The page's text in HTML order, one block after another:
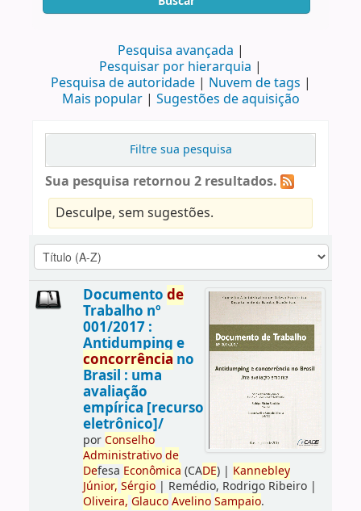
Pesquisa avançada
Pesquisar por hierarquia
Pesquisa de autoridade
Nuvem de tags
Mais popular
Sugestões de aquisição
Filtre sua pesquisa
Sua pesquisa retornou 2 resultados.
Desculpe, sem sugestões.
Documento de
Trabalho nº
001/2017 :
Antidumping e
concorrência no
Brasil : uma
avaliação
empírica [recurso
eletrônico]/
porConselho
Administrativo de
Defesa Econômica (CADE)| Kannebley
Júnior, Sérgio| Remédio, Rodrigo Ribeiro|
Oliveira, Glauco Avelino Sampaio.